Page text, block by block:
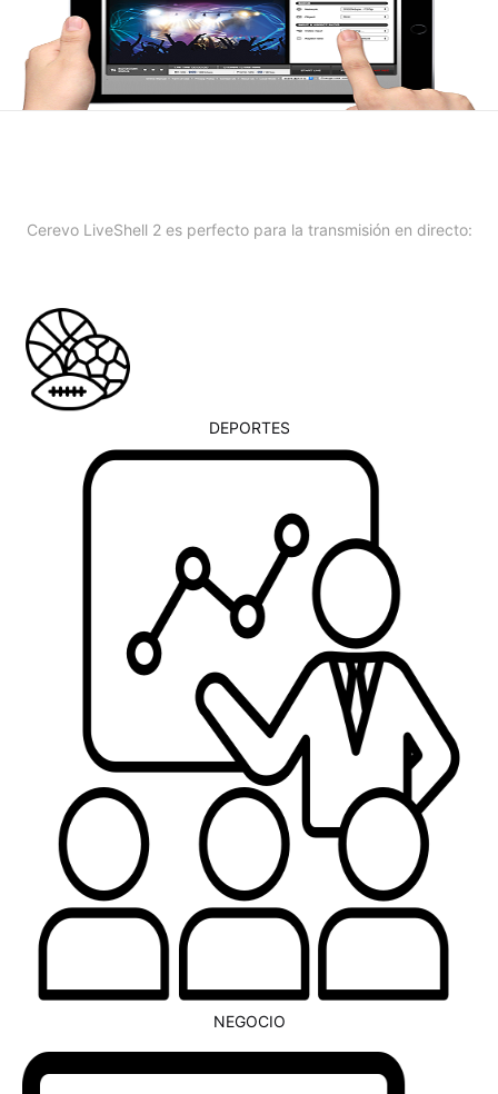
Cerevo LiveShell 2 es perfecto para la transmisión en directo:
DEPORTES
NEGOCIO